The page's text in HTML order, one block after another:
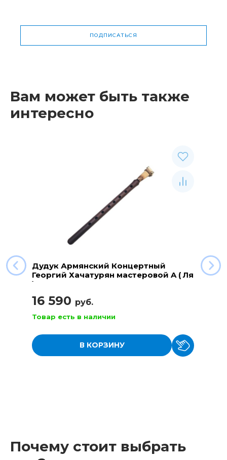
ПОДПИСАТЬСЯ
Вам может быть также
интересно
Дудук Армянский Концертный
Георгий Хачатурян мастеровой A ( Ля
)
16 590 руб.
Товар есть в наличии
В КОРЗИНУ
Почему стоит выбрать